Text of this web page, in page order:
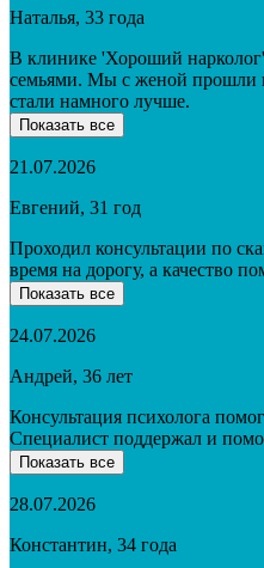
Наталья, 33 года
В клинике 'Хороший
семьями. Мы с женой прошли
стали намного лучше.
Показать все
21.07.2026
Евгений, 31 год
Проходил консультации по
время на дорогу, а качество
Показать все
24.07.2026
Андрей, 36 лет
Консультация психолога
Специалист поддержал и
Показать все
28.07.2026
Константин, 34 года